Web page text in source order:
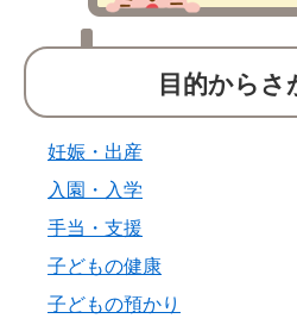
目的からさ
妊娠・出産
入園・入学
手当・支援
子どもの健康
子どもの預かり